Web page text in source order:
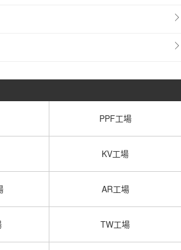
PPF工場
KV工場
AR工場
TW工場